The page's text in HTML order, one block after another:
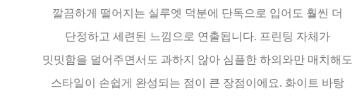
깔끔하게 떨어지는 실루엣 덕분에 단독으로 입어도 훨씬 더
단정하고 세련된 느낌으로 연출됩니다. 프린팅 자체가
밋밋함을 덜어주면서도 과하지 않아 심플한 하의와만 매치해도
스타일이 손쉽게 완성되는 점이 큰 장점이에요. 화이트 바탕